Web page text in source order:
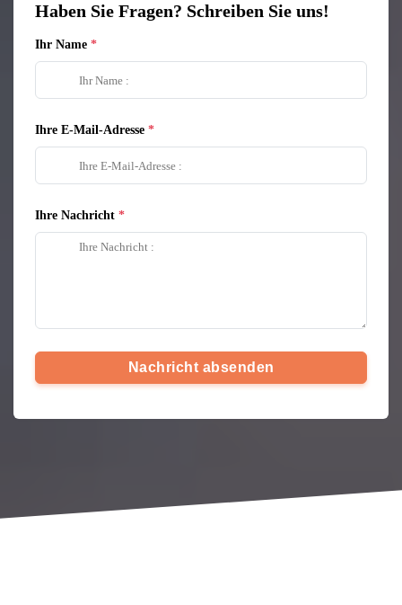
Haben Sie Fragen? Schreiben Sie uns!
Ihr Name
Ihre E-Mail-Adresse
Ihre Nachricht
Nachricht absenden